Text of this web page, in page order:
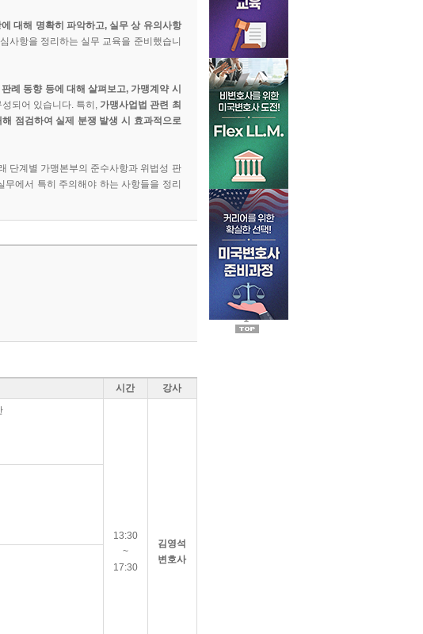
대해 명확히 파악하고, 실무 상 유의사항
사항을 정리하는 실무 교육을 준비했습니
례 동향 등에 대해 살펴보고, 가맹계약 시
되어 있습니다. 특히, 가맹사업법 관련 최
점검하여 실제 분쟁 발생 시 효과적으로
단계별 가맹본부의 준수사항과 위법성 판
에서 특히 주의해야 하는 사항들을 정리
시간 강사
13:30
~
17:30
김영석
변호사